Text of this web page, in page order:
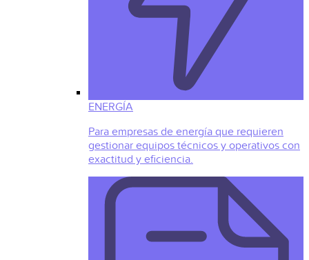
ENERGÍA
Para empresas de energía que requieren
gestionar equipos técnicos y operativos con
exactitud y eficiencia.